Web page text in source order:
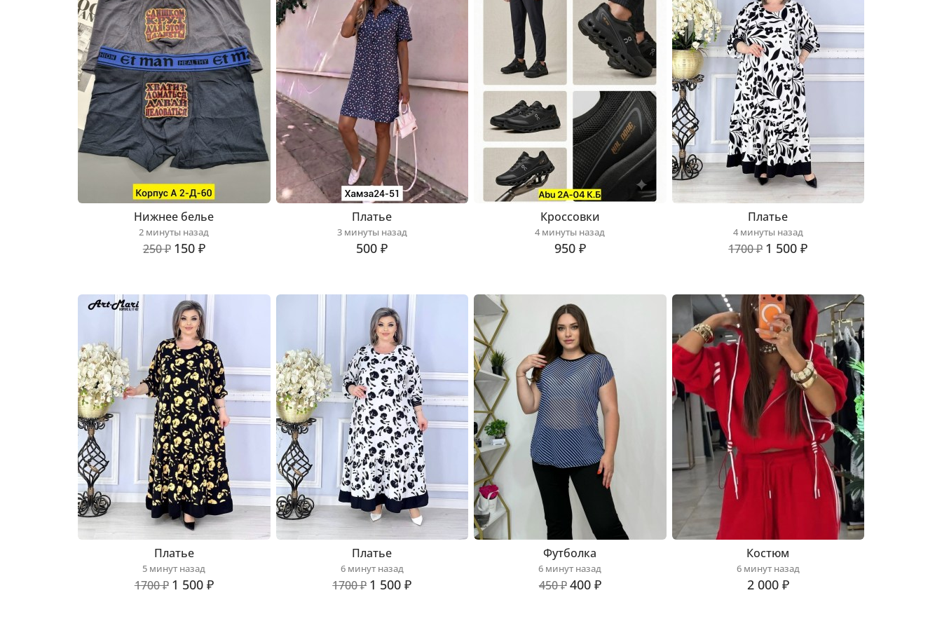
Нижнее белье
2 минуты назад
250 ₽ 150 ₽
Платье
3 минуты назад
500 ₽
Кроссовки
4 минуты назад
950 ₽
Платье
4 минуты назад
1700 ₽ 1 500 ₽
Платье
5 минут назад
1700 ₽ 1 500 ₽
Платье
6 минут назад
1700 ₽ 1 500 ₽
Футболка
6 минут назад
450 ₽400 ₽
Костюм
6 минут назад
2 000 ₽